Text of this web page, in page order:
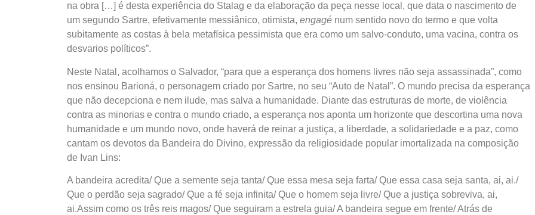
na obra […] é desta experiência do Stalag e da elaboração da peça nesse local, que data o nascimento de
um segundo Sartre, efetivamente messiânico, otimista, engagé num sentido novo do termo e que volta
subitamente as costas à bela metafísica pessimista que era como um salvo-conduto, uma vacina, contra os
desvarios políticos”.
Neste Natal, acolhamos o Salvador, “para que a esperança dos homens livres não seja assassinada”, como
nos ensinou Barioná, o personagem criado por Sartre, no seu “Auto de Natal”. O mundo precisa da esperança
que não decepciona e nem ilude, mas salva a humanidade. Diante das estruturas de morte, de violência
contra as minorias e contra o mundo criado, a esperança nos aponta um horizonte que descortina uma nova
humanidade e um mundo novo, onde haverá de reinar a justiça, a liberdade, a solidariedade e a paz, como
cantam os devotos da Bandeira do Divino, expressão da religiosidade popular imortalizada na composição
de Ivan Lins:
A bandeira acredita/ Que a semente seja tanta/ Que essa mesa seja farta/ Que essa casa seja santa, ai, ai./
Que o perdão seja sagrado/ Que a fé seja infinita/ Que o homem seja livre/ Que a justiça sobreviva, ai,
ai.Assim como os três reis magos/ Que seguiram a estrela guia/ A bandeira segue em frente/ Atrás de